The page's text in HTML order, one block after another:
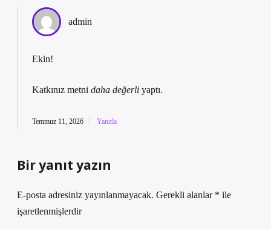
admin
Ekin!
Katkınız metni daha değerli yaptı.
Temmuz 11, 2026 Yanıtla
Bir yanıt yazın
E-posta adresiniz yayınlanmayacak. Gerekli alanlar * ile
işaretlenmişlerdir